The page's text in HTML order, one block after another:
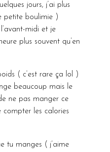
jours, j’ai plus
petite boulimie )
midi et je
plus souvent qu’en
( c’est rare ça lol )
beaucoup mais le
ne pas manger ce
compter les calories
tu manges ( j’aime